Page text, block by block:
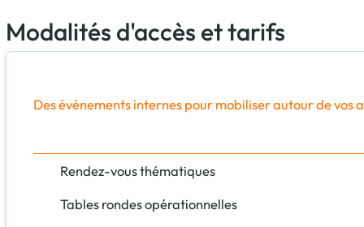
Modalités d'accès et tarifs
Des événements internes pour mobiliser autour de vos
Rendez-vous thématiques
Tables rondes opérationnelles